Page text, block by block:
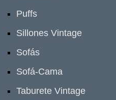
Puffs
Sillones Vintage
Sofás
Sofá-Cama
Taburete Vintage